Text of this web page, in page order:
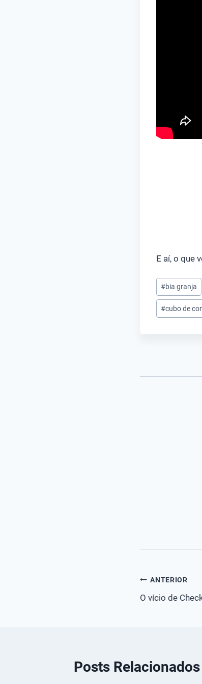
E aí, o que
Tags
do
Post:
#bia granja
#cubo de
de
ANTERIOR
O vício de
Posts Relacionados